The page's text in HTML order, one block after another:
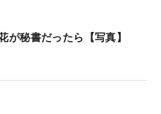
が秘書だったら【写真】